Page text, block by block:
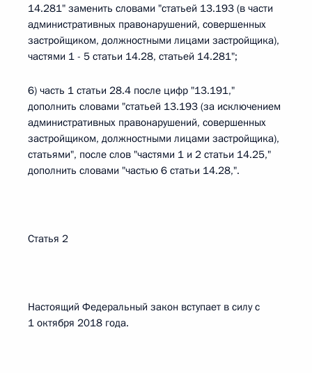
14.281" заменить словами "статьей 13.193 (в части
административных правонарушений, совершенных
застройщиком, должностными лицами застройщика),
частями 1 - 5 статьи 14.28, статьей 14.281";
6) часть 1 статьи 28.4 после цифр "13.191,"
дополнить словами "статьей 13.193 (за исключением
административных правонарушений, совершенных
застройщиком, должностными лицами застройщика),
статьями", после слов "частями 1 и 2 статьи 14.25,"
дополнить словами "частью 6 статьи 14.28,".
Статья 2
Настоящий Федеральный закон вступает в силу с
1 октября 2018 года.